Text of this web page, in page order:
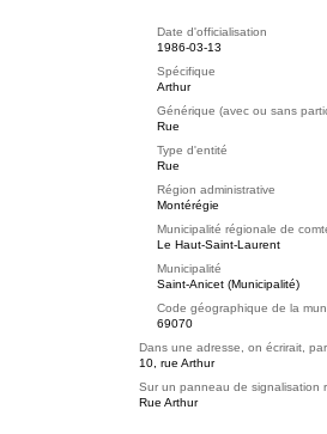
Date d'officialisation
1986-03-13
Spécifique
Arthur
Générique (avec ou sans
Rue
Type d'entité
Rue
Région administrative
Montérégie
Municipalité régionale de
Le Haut-Saint-Laurent
Municipalité
Saint-Anicet (Municipalité)
Code géographique de la
69070
Dans une adresse, on écrirait,
10, rue Arthur
Sur un panneau de signalisation
Rue Arthur